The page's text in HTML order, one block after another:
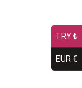
TRY ₺
EUR €